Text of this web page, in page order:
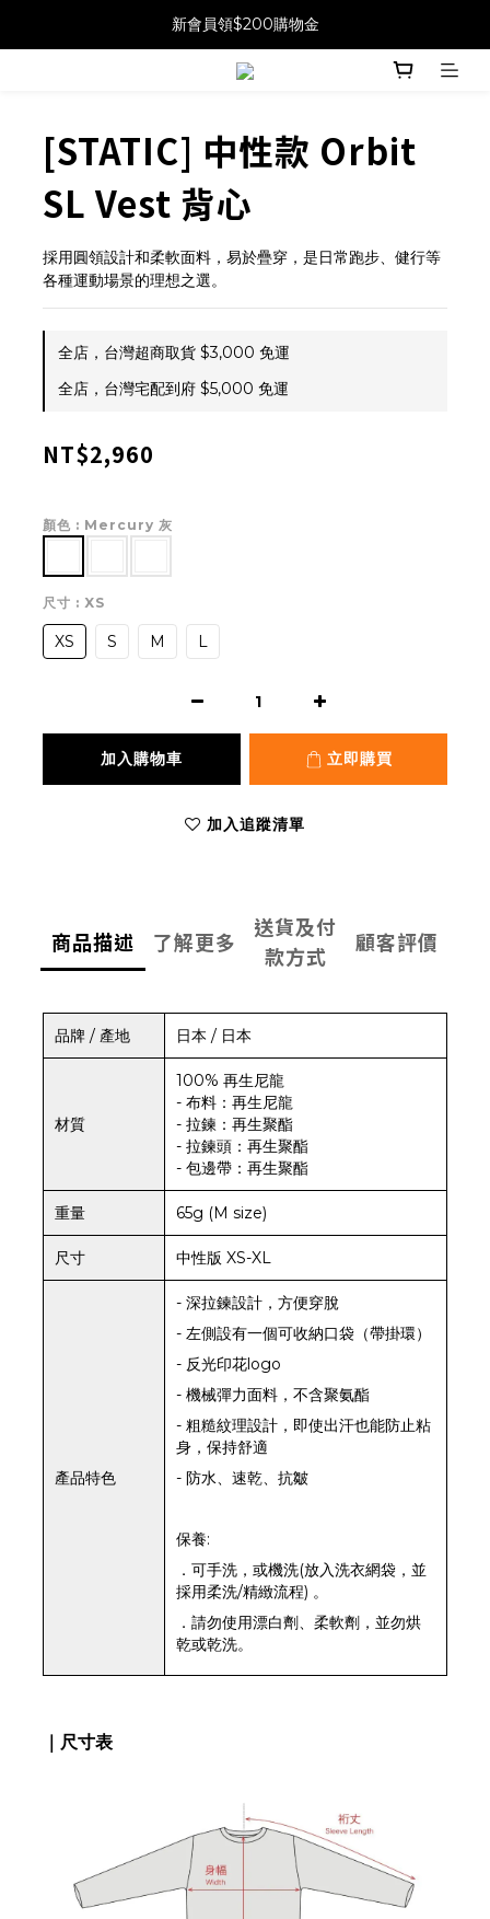
新會員領$200購物金
[STATIC] 中性款 Orbit
SL Vest 背心
採用圓領設計和柔軟面料，易於疊穿，是日常跑步、健行等
各種運動場景的理想之選。
全店，台灣超商取貨 $3,000 免運
全店，台灣宅配到府 $5,000 免運
NT$2,960
顏色 : Mercury 灰
尺寸 : XS
XS S M L
加入購物車 立即購買
加入追蹤清單
商品描述 了解更多
送貨及付
款方式
顧客評價
品牌 / 產地 日本 / 日本
材質
100% 再生尼龍
- 布料：再生尼龍
- 拉鍊：再生聚酯
- 拉鍊頭：再生聚酯
- 包邊帶：再生聚酯
重量 65g (M size)
尺寸 中性版 XS-XL
產品特色
- 深拉鍊設計，方便穿脫
- 左側設有一個可收納口袋（帶掛環）
- 反光印花logo
- 機械彈力面料，不含聚氨酯
- 粗糙紋理設計，即使出汗也能防止粘
身，保持舒適
- 防水、速乾、抗皺
保養:
．可手洗，或機洗(放入洗衣網袋，並
採用柔洗/精緻流程) 。
．請勿使用漂白劑、柔軟劑，並勿烘
乾或乾洗。
｜尺寸表